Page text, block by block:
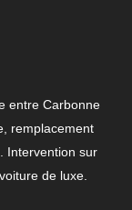
entre Carbonne
remplacement
Intervention sur
de luxe.